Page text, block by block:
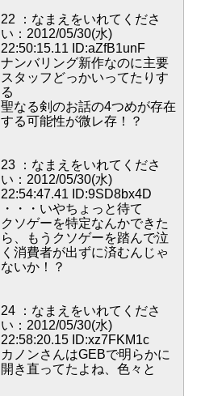
22 ：なまえをいれてくださ
い：2012/05/30(水)
22:50:15.11 ID:aZfB1unF
ナンバリング新作なのに主要
スタッフどっかいってたりす
る
聖なる剣のお話の4つめが存在
する可能性が微レ存！？
23 ：なまえをいれてくださ
い：2012/05/30(水)
22:54:47.41 ID:9SD8bx4D
・・・いやちょっと待て
クソゲーを特定なんかできた
ら、もうクソゲーを踏んで泣
く消費者が出ずに済むんじゃ
ないか！？
24 ：なまえをいれてくださ
い：2012/05/30(水)
22:58:20.15 ID:xz7FKM1c
カノンさんはGEBで明らかに
開き直ってたよね、色々と